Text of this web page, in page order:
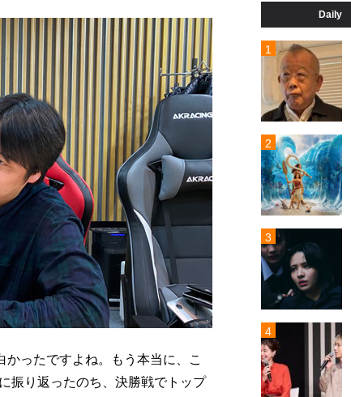
かったですよね。もう本当に、こ
振り返ったのち、決勝戦でトップ
Daily